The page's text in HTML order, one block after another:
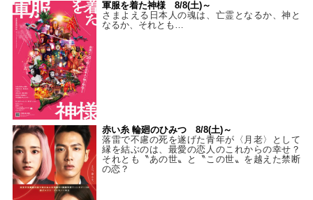
軍服を着た神様 8/8(土)～
さまよえる日本人の魂は、亡霊となるか、神と
なるか、それとも…
赤い糸 輪廻のひみつ 8/8(土)～
落雷で不慮の死を遂げた青年が〈月老〉として
縁を結ぶのは、最愛の恋人のこれからの幸せ？
それとも〝あの世〟と〝この世〟を越えた禁断
の恋？